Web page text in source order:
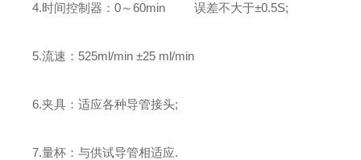
4.时间控制器：0～60min 误差不大于±0.5S;
5.流速：525ml/min ±25 ml/min
6.夹具：适应各种导管接头;
7.量杯：与供试导管相适应.